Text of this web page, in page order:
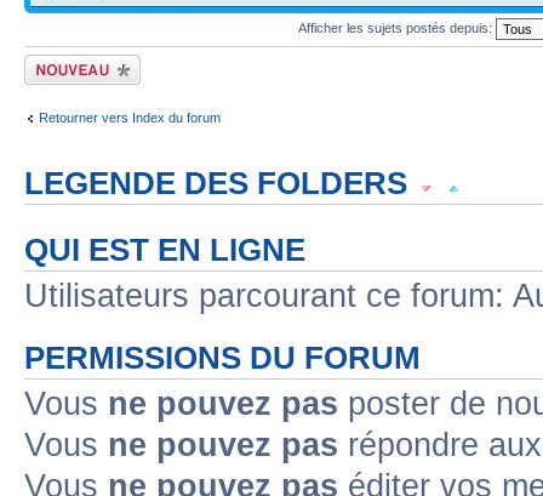
Afficher les sujets postés depuis:
Écrire un nouveau
sujet
Retourner vers Index du forum
LEGENDE DES FOLDERS
Sujet populaire lu Sujet lu fermé Sujet lu fermé dans lequel j'ai posté
Sujet populaire non lu Sujet non lu fermé Sujet non lu fermé dans
Topic déplacé
Annonce lue Annonce lue fermée Annonce lue fermée dans laquelle
QUI EST EN LIGNE
Utilisateurs parcourant ce forum:
PERMISSIONS DU FORUM
Vous ne pouvez pas poster de
Vous ne pouvez pas répondre
Vous ne pouvez pas éditer vos